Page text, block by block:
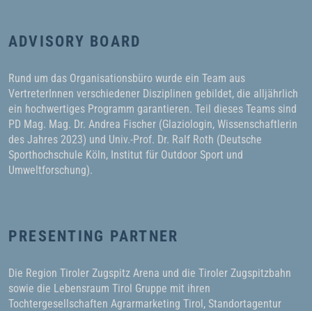
ADVISORY BOARD
Rund um das Organisationsbüro wurde ein Team aus
VertreterInnen verschiedener Disziplinen gebildet, die alljährlich
ein hochwertiges Programm garantieren. Teil dieses Teams sind
PD Mag. Mag. Dr. Andrea Fischer (Glaziologin, Wissenschaftlerin
des Jahres 2023) und Univ.-Prof. Dr. Ralf Roth (Deutsche
Sporthochschule Köln, Institut für Outdoor Sport und
Umweltforschung).
PRESENTING PARTNER
Die Region Tiroler Zugspitz Arena und die Tiroler Zugspitzbahn
sowie die Lebensraum Tirol Gruppe mit ihren
Tochtergesellschaften Agrarmarketing Tirol, Standortagentur